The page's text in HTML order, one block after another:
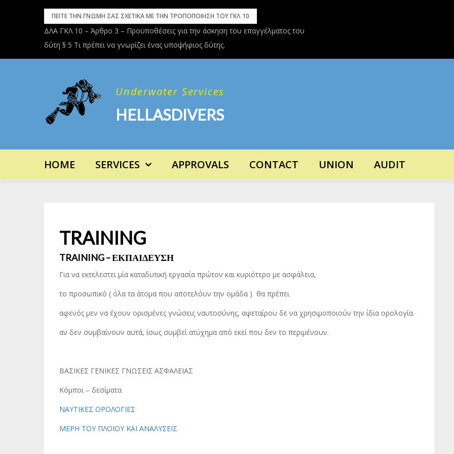
ΠΕΙΤΕ ΤΗΝ ΓΝΩΜΗ ΣΑΣ ΣΧΕΤΙΚΑ ΜΕ ΤΗΝ ΤΡΟΠΟΠΟΙΗΣΗ ΤΟΥ ΓΚΛ 10
ΔΛΑ ΓΚΛ 10 – Άρθρο 3 – Προϋποθέσεις για την άσκηση του επαγγέλματος του
δύτη § 5 Τι πρέπει να γνωρίζει ένας υποψήφιος δύτης.
Underwater Services
HELLASDIVERS
HOME SERVICES APPROVALS CONTACT UNION AUDIT
TRAINING
TRAINING – ΕΚΠΑΙΔΕΥΣΗ
Για να εκτελεστει μία καταδυτική εργασία πρώτον και κυριότερο με ασφάλεια,
το προσωπικό ( όλα τα άτομα που αποτελόυν την ομάδα ) θα πρέπει
αφενός μεν να έχουν ορισμένες γνώσεις ναυτοσύνης, αφεταίρου δε να χρησιμοποιούν την ίδια ορολογία.
αν δεν συμβαίνουν αυτά, ίσως συμβεί ατύχημα από εκεί που δεν το περιμένουν.
ΒΑΣΙΚΕΣ ΓΕΝΙΚΕΣ ΓΝΩΣΕΙΣ ΑΣΦΑΛΕΙΑΣ
Κόμποι – δεσίματα
ΝΑΥΤΙΚΕΣ ΟΡΟΛΟΓΙΕΣ
ΜΕΡΗ ΤΟΥ ΠΛΟΙΟΥ ΚΑΙ ΑΝΑΛΥΣΕΙΣ